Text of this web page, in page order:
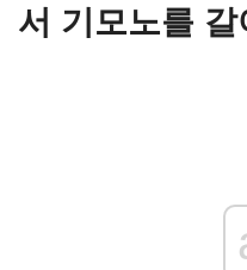
서 기모노를 갈